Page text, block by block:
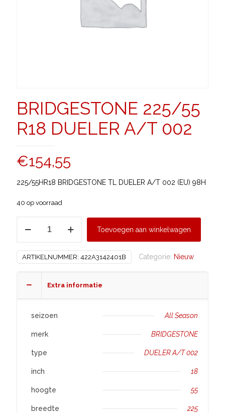
BRIDGESTONE 225/55
R18 DUELER A/T 002
€154,55
225/55HR18 BRIDGESTONE TL DUELER A/T 002 (EU) 98H
40 op voorraad
DUELER
002
Toevoegen aan winkelwagen
ARTIKELNUMMER: 422A3142401B Categorie: Nieuw
Extra informatie
seizoen All Season
merk BRIDGESTONE
type DUELER A/T 002
inch 18
hoogte 55
breedte 225